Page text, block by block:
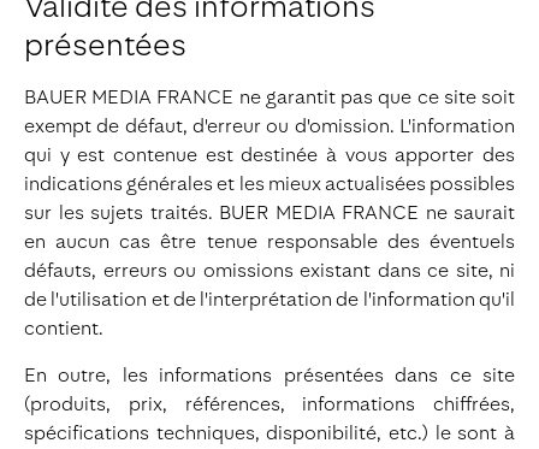
présentées
BAUER MEDIA FRANCE ne garantit pas que ce site soit
exempt de défaut, d'erreur ou d'omission. L'information
qui y est contenue est destinée à vous apporter des
indications générales et les mieux actualisées possibles
sur les sujets traités. BUER MEDIA FRANCE ne saurait
en aucun cas être tenue responsable des éventuels
défauts, erreurs ou omissions existant dans ce site, ni
de l'utilisation et de l'interprétation de l'information qu'il
contient.
En outre, les informations présentées dans ce site
(produits, prix, références, informations chiffrées,
spécifications techniques, disponibilité, etc.) le sont à